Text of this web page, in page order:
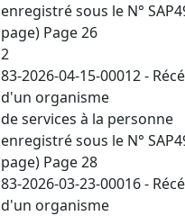
enregistré sous le N°
page) Page 26
2
83-2026-04-15-00012 -
d'un organisme
de services à la personne
enregistré sous le N°
page) Page 28
83-2026-03-23-00016 -
d'un organisme